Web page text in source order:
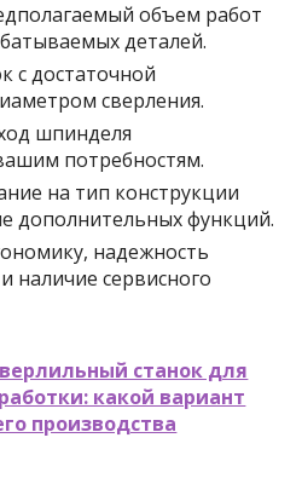
объем работ
деталей.
с достаточной
сверления.
шпинделя
потребностям.
на тип конструкции
дополнительных функций.
надежность
наличие сервисного
станок для
какой вариант
производства